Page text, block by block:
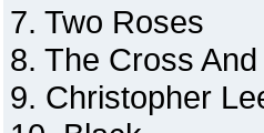
7. Two Roses
8. The Cross
9. Christopher